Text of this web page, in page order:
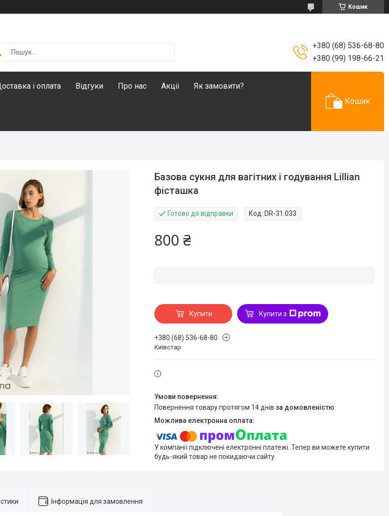
Кошик
+380 (68) 536-68-80
+380 (99) 198-66-21
і оплата Відгуки Про нас Акціі Як замовити?
Кошик
Базова сукня для вагітних і годування Lillian
фісташка
Готово до відправки Код: DR-31.033
800 ₴
Купити Купити з
+380 (68) 536-68-80
Київстар
повернення товару протягом 14 днів за домовленістю
У компанії підключені електронні платежі. Тепер ви можете купити
будь-який товар не покидаючи сайту.
Інформація для замовлення